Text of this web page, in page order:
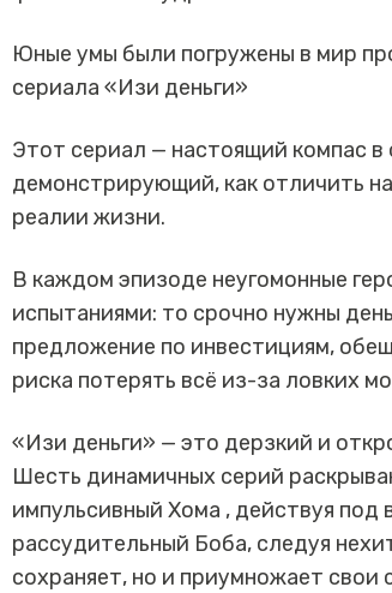
Юные умы были погружены в мир
сериала «Изи деньги»
Этот сериал — настоящий компас
демонстрирующий, как отличить
реалии жизни.
В каждом эпизоде неугомонные
испытаниями: то срочно нужны
предложение по инвестициям,
риска потерять всё из-за ловких
«Изи деньги» — это дерзкий и
Шесть динамичных серий
импульсивный Хома , действуя под
рассудительный Боба, следуя
сохраняет, но и приумножает свои